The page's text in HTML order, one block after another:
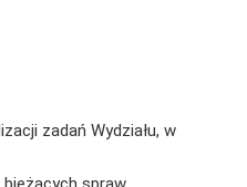
zadań Wydziału, w